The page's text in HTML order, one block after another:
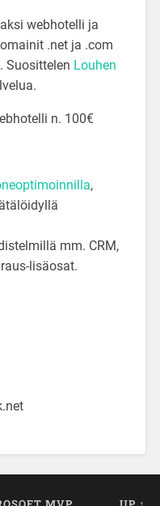
webhotelli ja
.net ja .com
Suosittelen Louhen
n. 100€
,
mm. CRM,
lisäosat.
MVP UP ↑